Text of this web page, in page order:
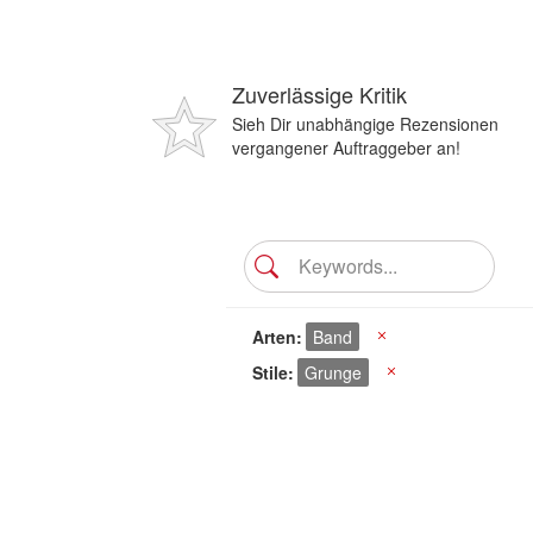
Zuverlässige Kritik
Sieh Dir unabhängige Rezensionen
vergangener Auftraggeber an!
Arten Band
Stile
Grunge